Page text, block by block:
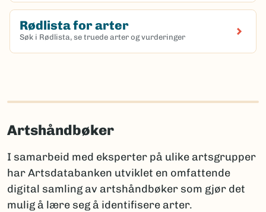
Rødlista for arter
Søk i Rødlista, se truede arter og vurderinger
Artshåndbøker
I samarbeid med eksperter på ulike artsgrupper
har Artsdatabanken utviklet en omfattende
digital samling av artshåndbøker som gjør det
mulig å lære seg å identifisere arter.